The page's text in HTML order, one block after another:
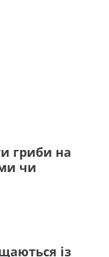
гриби на
чи
із